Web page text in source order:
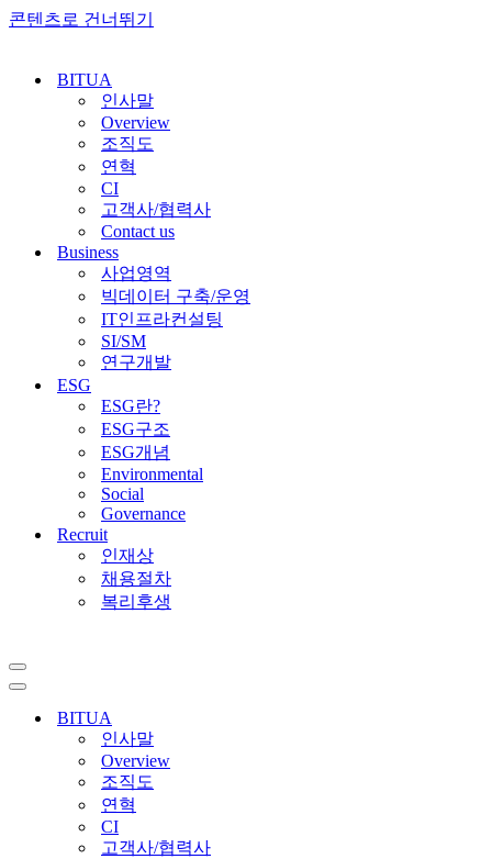
콘텐츠로 건너뛰기
BITUA
인사말
Overview
조직도
연혁
CI
고객사/협력사
Contact us
Business
사업영역
빅데이터 구축/운영
IT인프라컨설팅
SI/SM
연구개발
ESG
ESG란?
ESG구조
ESG개념
Environmental
Social
Governance
Recruit
인재상
채용절차
복리후생
내
비
내
BITUA
인사말
Overview
조직도
연혁
CI
고객사/협력사